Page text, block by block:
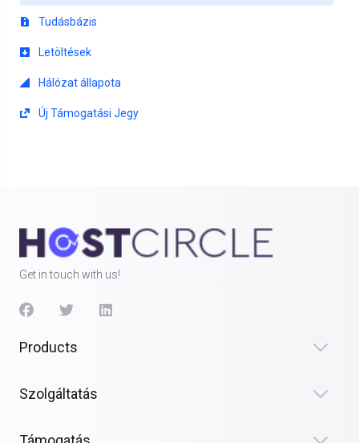
Tudásbázis
Letöltések
Hálózat állapota
Új Támogatási Jegy
Get in touch with us!
Products
Szolgáltatás